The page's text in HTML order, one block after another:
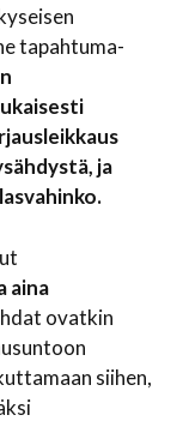
tapahtuma-
ja
aina
ovatkin
siihen,